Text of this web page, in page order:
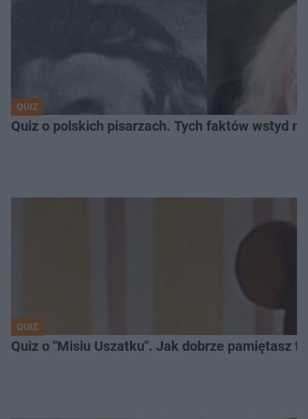
QUIZ
Quiz o polskich pisarzach. Tych faktów wstyd
QUIZ
Quiz o "Misiu Uszatku". Jak dobrze pamiętasz